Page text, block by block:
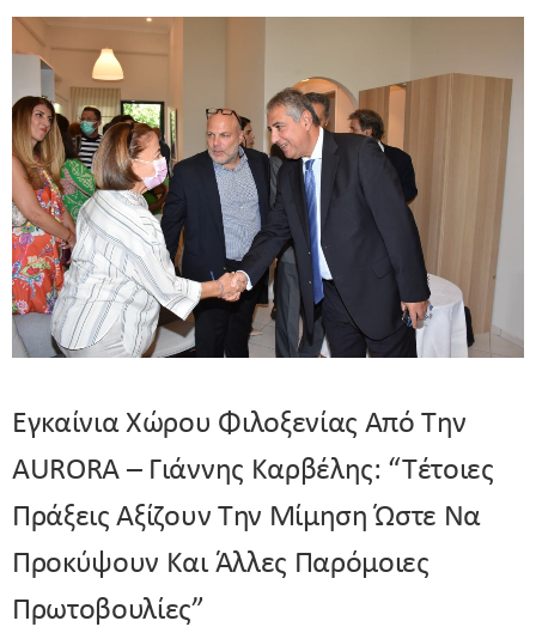
Εγκαίνια Χώρου Φιλοξενίας Από Την
AURORA – Γιάννης Καρβέλης: “Τέτοιες
Πράξεις Αξίζουν Την Μίμηση Ώστε Να
Προκύψουν Και Άλλες Παρόμοιες
Πρωτοβουλίες”